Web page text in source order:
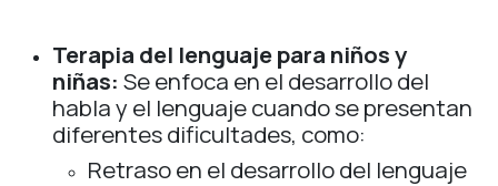
Terapia del lenguaje para niños y
niñas: Se enfoca en el desarrollo del
habla y el lenguaje cuando se presentan
diferentes dificultades, como:
Retraso en el desarrollo del lenguaje